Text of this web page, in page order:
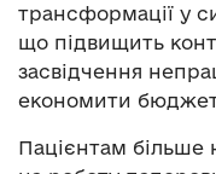
трансформації у
що підвищить
засвідчення
економити
Пацієнтам більше